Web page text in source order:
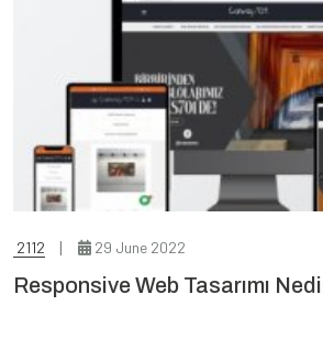
2112 29 June 2022
Responsive Web Tasarımı